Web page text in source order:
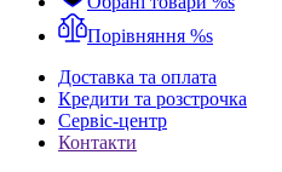
Порівняння %s
Доставка та оплата
Кредити та розстрочка
Сервіc-центр
Контакти